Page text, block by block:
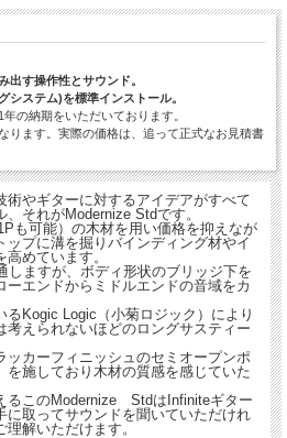
出す操作性とサウンド。
システム)を標準インストール。
の納期をいただいております。
ります。実際の価格は、追って正式なお見積書
術やギターに対するアイデアがすべて
それがModernize Stdです。
も可能）の木材を用い価格を抑えなが
ップに溝を掘りバインディング材やイ
めています。
ますが、ボディ形状のブリッジ下を
ーエンドからミドルエンドの音域をカ
Kogic Logic（小菊ロジック）により
考えられないほどのロングサスティー
ッカーフィニッシュのセミオープンポ
を施しており木材の質感を感じていた
るこのModernize StdはInfiniteギター
に取ってサウンドを聞いていただけれ
解いただけます。